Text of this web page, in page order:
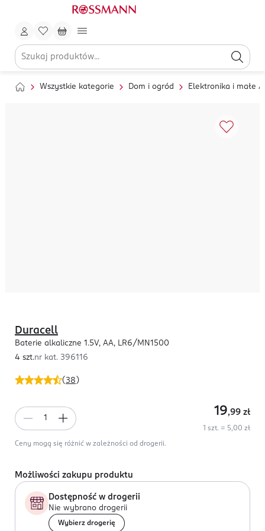
Wszystkie kategorie Dom i ogród Elektronika i małe
(38 )
Duracell
Baterie alkaliczne 1.5V, AA, LR6/MN1500
4 szt.nr kat. 396116
19,99 zł
1 szt. = 5,00 zł
Ceny mogą się różnić w zależności od drogerii.
Możliwości zakupu produktu
Dostępność w drogerii
Nie wybrano drogerii
Wybierz drogerię